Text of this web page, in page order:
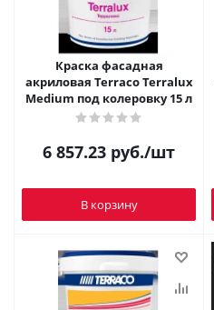
Краска фасадная
акриловая Terraco Terralux
Medium под колеровку 15 л
6 857.23 руб./шт
В корзину